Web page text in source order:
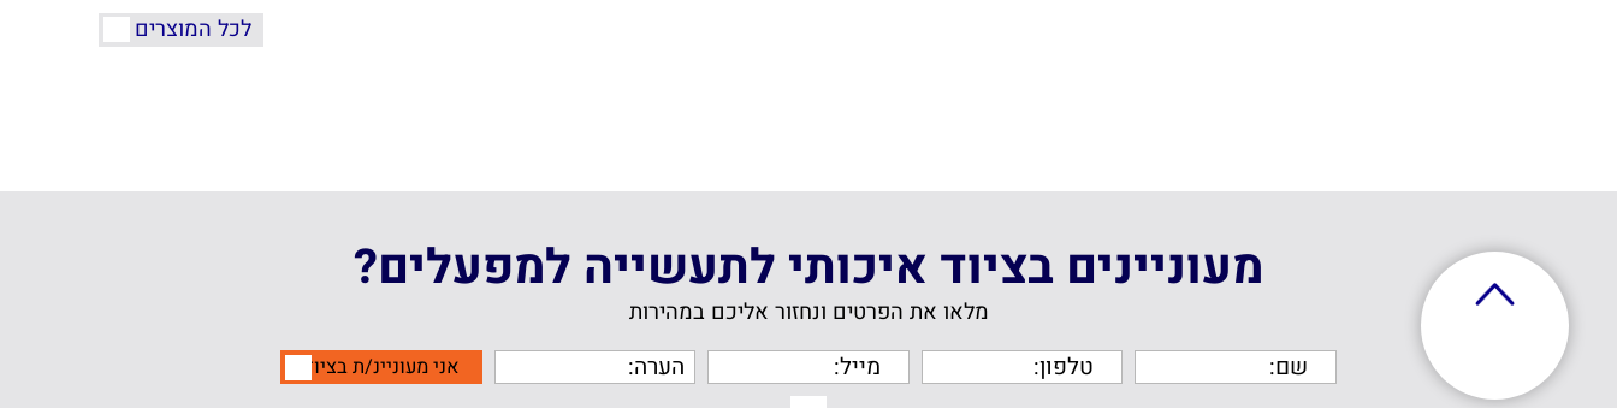
לכל המוצרים
מעוניינים בציוד איכותי לתעשייה למפעלים?
מלאו את הפרטים ונחזור אליכם במהירות
אני מעוניינ/ת בציוד